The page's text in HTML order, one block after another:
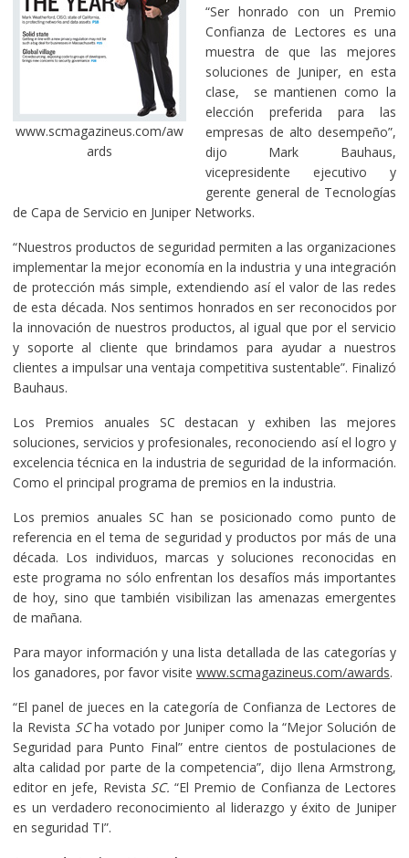
www.scmagazineus.com/aw
ards
“Ser honrado con un Premio
Confianza de Lectores es una
muestra de que las mejores
soluciones de Juniper, en esta
clase, se mantienen como la
elección preferida para las
empresas de alto desempeño”,
dijo Mark Bauhaus,
vicepresidente ejecutivo y
gerente general de Tecnologías
de Capa de Servicio en Juniper Networks.
“Nuestros productos de seguridad permiten a las organizaciones
implementar la mejor economía en la industria y una integración
de protección más simple, extendiendo así el valor de las redes
de esta década. Nos sentimos honrados en ser reconocidos por
la innovación de nuestros productos, al igual que por el servicio
y soporte al cliente que brindamos para ayudar a nuestros
clientes a impulsar una ventaja competitiva sustentable”. Finalizó
Bauhaus.
Los Premios anuales SC destacan y exhiben las mejores
soluciones, servicios y profesionales, reconociendo así el logro y
excelencia técnica en la industria de seguridad de la información.
Como el principal programa de premios en la industria.
Los premios anuales SC han se posicionado como punto de
referencia en el tema de seguridad y productos por más de una
década. Los individuos, marcas y soluciones reconocidas en
este programa no sólo enfrentan los desafíos más importantes
de hoy, sino que también visibilizan las amenazas emergentes
de mañana.
Para mayor información y una lista detallada de las categorías y
los ganadores, por favor visite www.scmagazineus.com/awards.
“El panel de jueces en la categoría de Confianza de Lectores de
la Revista SC ha votado por Juniper como la “Mejor Solución de
Seguridad para Punto Final” entre cientos de postulaciones de
alta calidad por parte de la competencia”, dijo Ilena Armstrong,
editor en jefe, Revista SC.“El Premio de Confianza de Lectores
es un verdadero reconocimiento al liderazgo y éxito de Juniper
en seguridad TI”.